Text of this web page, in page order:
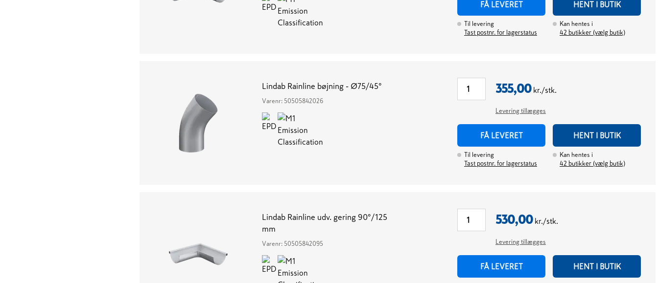
FÅ LEVERET HENT I BUTIK
Til levering
Tast postnr. for lagerstatus
Kan hentes i
42 butikker (vælg butik)
Lindab Rainline bøjning - Ø75/45°
Varenr: 50505842026
355,00 kr./stk.
Levering tillægges
FÅ LEVERET HENT I BUTIK
Til levering
Tast postnr. for lagerstatus
Kan hentes i
42 butikker (vælg butik)
Lindab Rainline udv. gering 90°/125
mm
Varenr: 50505842095
530,00 kr./stk.
Levering tillægges
FÅ LEVERET HENT I BUTIK